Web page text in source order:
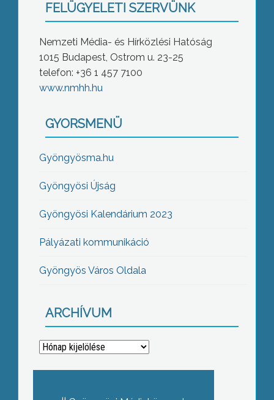
FELÜGYELETI SZERVÜNK
Nemzeti Média- és Hírközlési Hatóság
1015 Budapest, Ostrom u. 23-25
telefon: +36 1 457 7100
www.nmhh.hu
GYORSMENÜ
Gyöngyösma.hu
Gyöngyösi Újság
Gyöngyösi Kalendárium 2023
Pályázati kommunikáció
Gyöngyös Város Oldala
ARCHÍVUM
Archívum